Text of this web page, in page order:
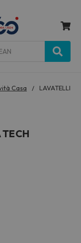
Casa
LAVATELLI
TECH